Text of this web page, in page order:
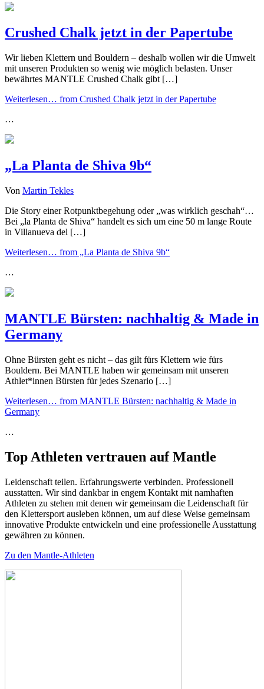
Crushed Chalk jetzt in der Papertube
Wir lieben Klettern und Bouldern – deshalb wollen wir die Umwelt
mit unseren Produkten so wenig wie möglich belasten. Unser
bewährtes MANTLE Crushed Chalk gibt […]
Weiterlesen… from Crushed Chalk jetzt in der Papertube
…
„La Planta de Shiva 9b“
Von Martin Tekles
Die Story einer Rotpunktbegehung oder „was wirklich geschah“…
Bei „la Planta de Shiva“ handelt es sich um eine 50 m lange Route
in Villanueva del […]
Weiterlesen… from „La Planta de Shiva 9b“
…
MANTLE Bürsten: nachhaltig & Made in
Germany
Ohne Bürsten geht es nicht – das gilt fürs Klettern wie fürs
Bouldern. Bei MANTLE haben wir gemeinsam mit unseren
Athlet*innen Bürsten für jedes Szenario […]
Weiterlesen… from MANTLE Bürsten: nachhaltig & Made in
Germany
…
Top Athleten vertrauen auf Mantle
Leidenschaft teilen. Erfahrungswerte verbinden. Professionell
ausstatten. Wir sind dankbar in engem Kontakt mit namhaften
Athleten zu stehen mit denen wir gemeinsam die Leidenschaft für
den Klettersport ausleben können, um auf diese Weise gemeinsam
innovative Produkte entwickeln und eine professionelle Ausstattung
gewähren zu können.
Zu den Mantle-Athleten